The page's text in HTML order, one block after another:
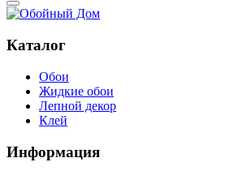
Каталог
Обои
Жидкие обои
Лепной декор
Клей
Информация